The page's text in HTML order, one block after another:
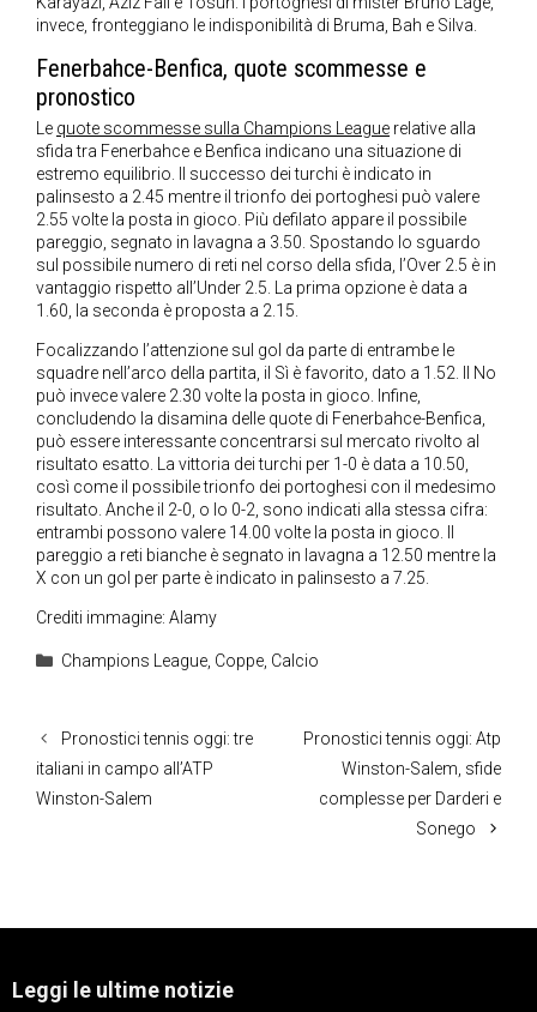
invece, fronteggiano le indisponibilità di Bruma, Bah e Silva.
Fenerbahce-Benfica, quote scommesse e
pronostico
Le quote scommesse sulla Champions League relative alla
sfida tra Fenerbahce e Benfica indicano una situazione di
estremo equilibrio. Il successo dei turchi è indicato in
palinsesto a 2.45 mentre il trionfo dei portoghesi può valere
2.55 volte la posta in gioco. Più defilato appare il possibile
pareggio, segnato in lavagna a 3.50. Spostando lo sguardo
sul possibile numero di reti nel corso della sfida, l’Over 2.5 è in
vantaggio rispetto all’Under 2.5. La prima opzione è data a
1.60, la seconda è proposta a 2.15.
Focalizzando l’attenzione sul gol da parte di entrambe le
squadre nell’arco della partita, il Sì è favorito, dato a 1.52. Il No
può invece valere 2.30 volte la posta in gioco. Infine,
concludendo la disamina delle quote di Fenerbahce-Benfica,
può essere interessante concentrarsi sul mercato rivolto al
risultato esatto. La vittoria dei turchi per 1-0 è data a 10.50,
così come il possibile trionfo dei portoghesi con il medesimo
risultato. Anche il 2-0, o lo 0-2, sono indicati alla stessa cifra:
entrambi possono valere 14.00 volte la posta in gioco. Il
pareggio a reti bianche è segnato in lavagna a 12.50 mentre la
X con un gol per parte è indicato in palinsesto a 7.25.
Crediti immagine: Alamy
Categorie
Champions League, Coppe, Calcio
Pronostici tennis oggi: tre
italiani in campo all’ATP
Winston-Salem
Pronostici tennis oggi: Atp
Winston-Salem, sfide
complesse per Darderi e
Sonego
Leggi le ultime notizie